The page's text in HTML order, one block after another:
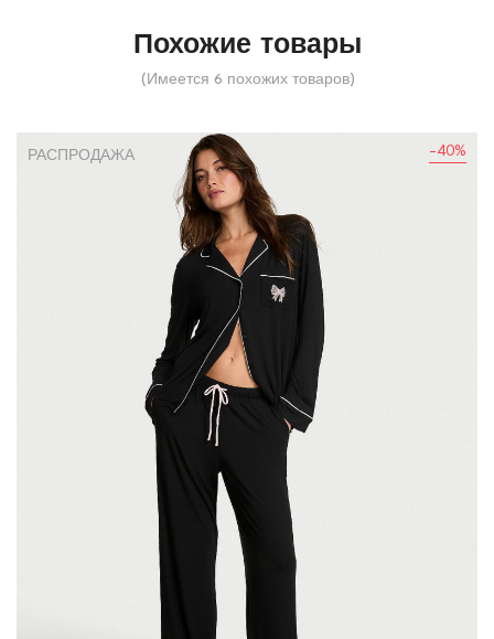
Похожие товары
(Имеется 6 похожих товаров)
-40%
РАСПРОДАЖА